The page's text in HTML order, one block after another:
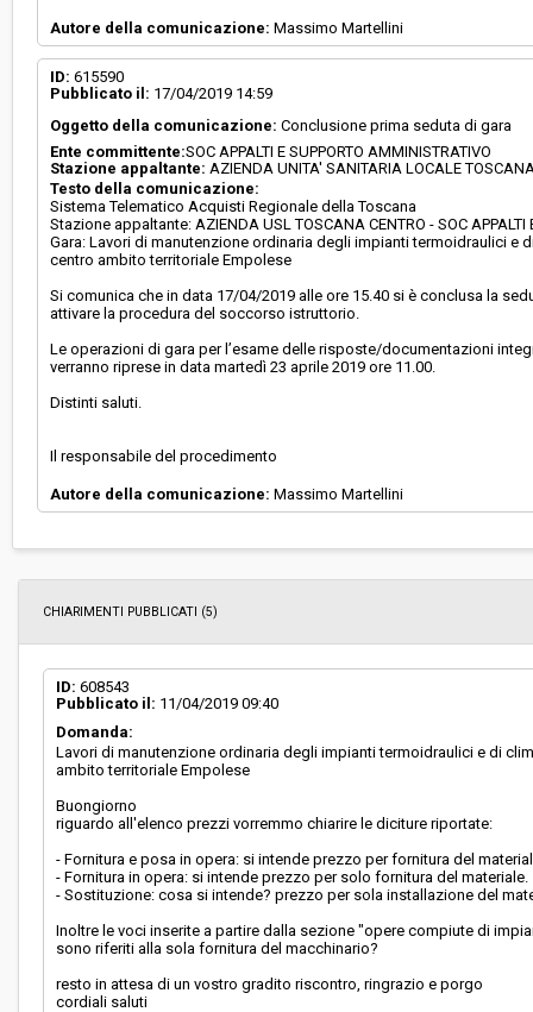
Autore della comunicazione: Massimo Martellini
ID: 615590
Pubblicato il: 17/04/2019 14:59
Oggetto della comunicazione: Conclusione prima seduta di gara
Ente committente:SOC APPALTI E SUPPORTO AMMINISTRATIVO
Stazione appaltante: AZIENDA UNITA' SANITARIA LOCALE
Testo della comunicazione:
Sistema Telematico Acquisti Regionale della Toscana
Stazione appaltante: AZIENDA USL TOSCANA CENTRO - SOC APPALTI
Gara: Lavori di manutenzione ordinaria degli impianti termoidraulici
centro ambito territoriale Empolese
Si comunica che in data 17/04/2019 alle ore 15.40 si è conclusa la
attivare la procedura del soccorso istruttorio.
Le operazioni di gara per l’esame delle risposte/documentazioni
verranno riprese in data martedì 23 aprile 2019 ore 11.00.
Distinti saluti.
Il responsabile del procedimento
Autore della comunicazione: Massimo Martellini
CHIARIMENTI PUBBLICATI (5)
ID: 608543
Pubblicato il: 11/04/2019 09:40
Domanda:
Lavori di manutenzione ordinaria degli impianti termoidraulici e di
ambito territoriale Empolese
Buongiorno
riguardo all'elenco prezzi vorremmo chiarire le diciture riportate:
- Fornitura e posa in opera: si intende prezzo per fornitura del
- Fornitura in opera: si intende prezzo per solo fornitura del materiale.
- Sostituzione: cosa si intende? prezzo per sola installazione del
Inoltre le voci inserite a partire dalla sezione "opere compiute di
sono riferiti alla sola fornitura del macchinario?
resto in attesa di un vostro gradito riscontro, ringrazio e porgo
cordiali saluti